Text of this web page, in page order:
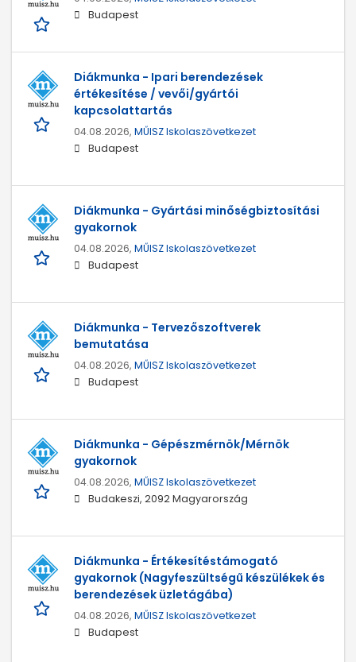
Budapest
Diákmunka - Ipari berendezések
értékesítése / vevői/gyártói
kapcsolattartás
04.08.2026, MŰISZ Iskolaszövetkezet
Budapest
Diákmunka - Gyártási minőségbiztosítási
gyakornok
04.08.2026, MŰISZ Iskolaszövetkezet
Budapest
Diákmunka - Tervezőszoftverek
bemutatása
04.08.2026, MŰISZ Iskolaszövetkezet
Budapest
Diákmunka - Gépészmérnök/Mérnök
gyakornok
04.08.2026, MŰISZ Iskolaszövetkezet
Budakeszi, 2092 Magyarország
Diákmunka - Értékesítéstámogató
gyakornok (Nagyfeszültségű készülékek és
berendezések üzletágába)
04.08.2026, MŰISZ Iskolaszövetkezet
Budapest